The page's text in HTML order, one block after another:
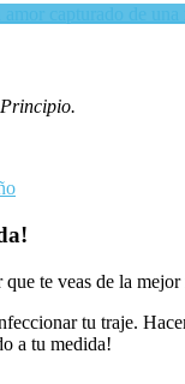
Principio.
te veas de la
tu traje.
a tu medida!